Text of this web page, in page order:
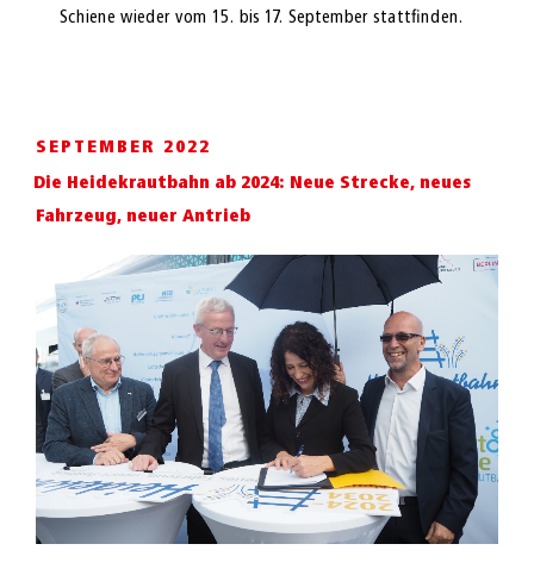
Schiene wieder vom 15. bis 17. September stattfinden.
SEPTEMBER 2022
Die Heidekrautbahn ab 2024: Neue Strecke, neues
Fahrzeug, neuer Antrieb